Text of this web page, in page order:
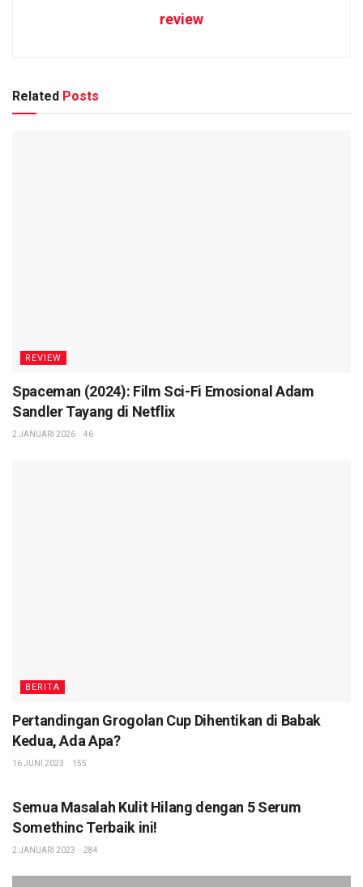
review
Related Posts
REVIEW
Spaceman (2024): Film Sci-Fi Emosional Adam
Sandler Tayang di Netflix
2 JANUARI 2026 46
BERITA
Pertandingan Grogolan Cup Dihentikan di Babak
Kedua, Ada Apa?
16 JUNI 2023 155
Semua Masalah Kulit Hilang dengan 5 Serum
Somethinc Terbaik ini!
2 JANUARI 2023 284